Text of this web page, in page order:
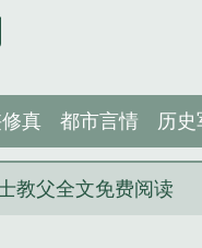
真 都市言情 历史
教父全文免费阅读